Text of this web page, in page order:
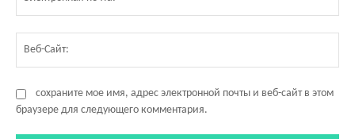
сохраните мое имя, адрес электронной почты и веб-сайт в этом
браузере для следующего комментария.